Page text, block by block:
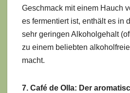
Geschmack mit einem Hauch
es fermentiert ist, enthält es in
sehr geringen Alkoholgehalt
zu einem beliebten
macht.
7. Café de Olla: Der